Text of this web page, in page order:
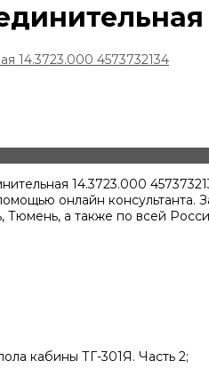
14.3723.000
онлайн консультанта.
Тюмень, а также по всей
кабины ТГ-301Я. Часть 2;